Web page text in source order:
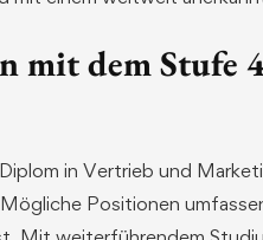
mit dem
in Vertrieb und
Positionen